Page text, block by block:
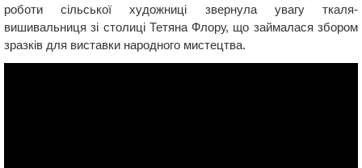
роботи сільської художниці звернула увагу ткаля-
вишивальниця зі столиці Тетяна Флору, що займалася збором
зразків для виставки народного мистецтва.